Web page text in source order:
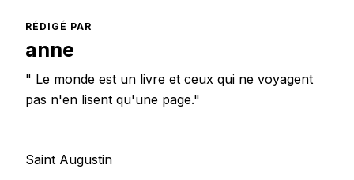
RÉDIGÉ PAR
anne
" Le monde est un livre et ceux qui ne voyagent
pas n'en lisent qu'une page."
Saint Augustin